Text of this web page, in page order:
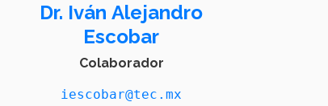
Dr. Iván Alejandro
Escobar
Colaborador
iescobar@tec.mx